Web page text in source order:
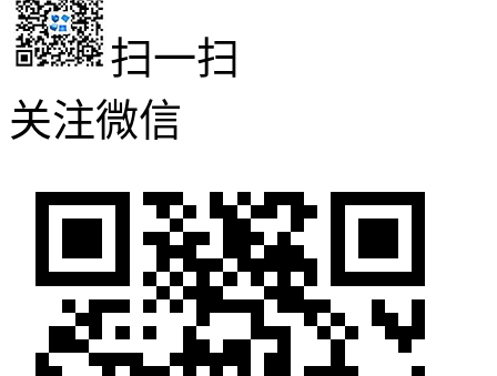
扫一扫
关注微信